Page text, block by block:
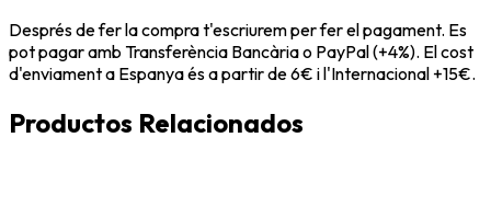
Després de fer la compra t'escriurem per fer el pagament. Es
pot pagar amb Transferència Bancària o PayPal (+4%). El cost
d'enviament a Espanya és a partir de 6€ i l'Internacional +15€.
Productos Relacionados